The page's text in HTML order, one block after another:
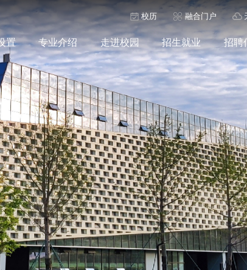
校历 融合门户
置 专业介绍 走进校园 招生就业 招聘